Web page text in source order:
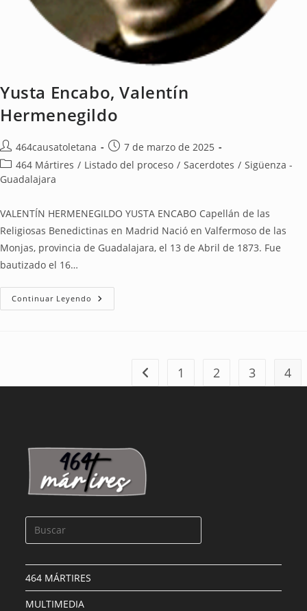
Yusta Encabo, Valentín
Hermenegildo
464causatoletana
7 de marzo de 2025
464 Mártires / Listado del proceso / Sacerdotes / Sigüenza -
Guadalajara
VALENTÍN HERMENEGILDO YUSTA ENCABO Capellán de las
Religiosas Benedictinas en Madrid Nació en Valfermoso de las
Monjas, provincia de Guadalajara, el 13 de Abril de 1873. Fue
bautizado el 16…
Continuar Leyendo
1 2 3 4
464 MÁRTIRES
MULTIMEDIA